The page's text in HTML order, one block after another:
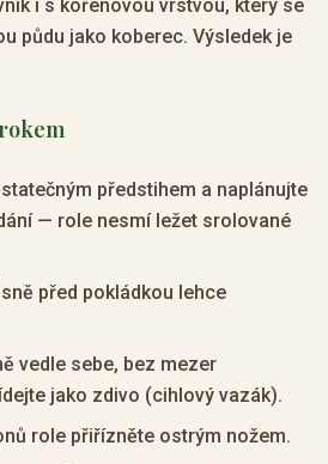
i s kořenovou vrstvou, který se
půdu jako koberec. Výsledek je
předstihem a naplánujte
— role nesmí ležet srolované
před pokládkou lehce
vedle sebe, bez mezer
jako zdivo (cihlový vazák).
role přiřízněte ostrým nožem.